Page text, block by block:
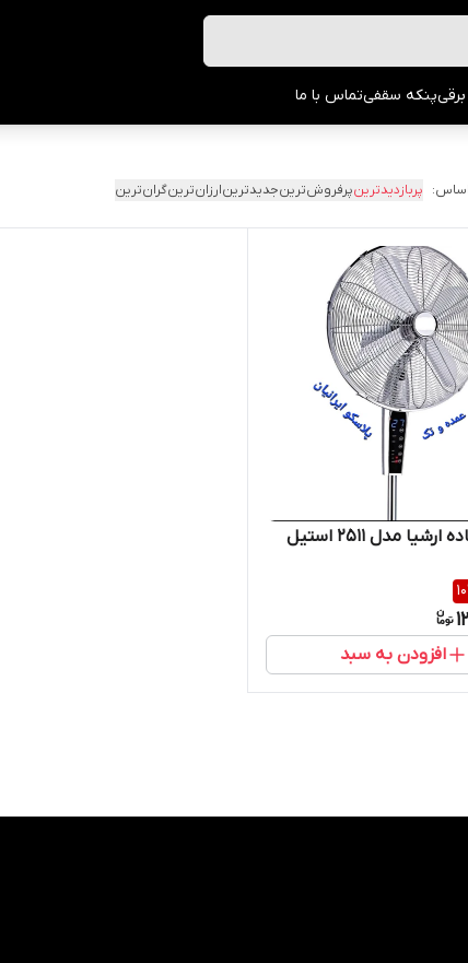
پنکه سقفیتماس با ما
پربازدیدترینپرفروش‌ترینجدیدترینارزان‌ترینگران‌ترین
مدل ۲۵۱۱ استیل
10
افزودن به سبد